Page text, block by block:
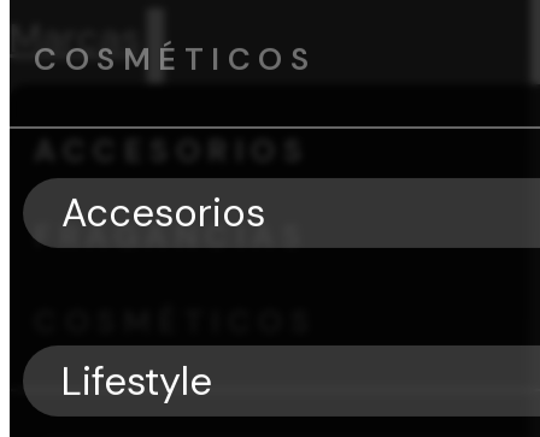
Marcas
ACCESORIOS
FRAGANCIAS
COSMÉTICOS
Accesorios
Lifestyle